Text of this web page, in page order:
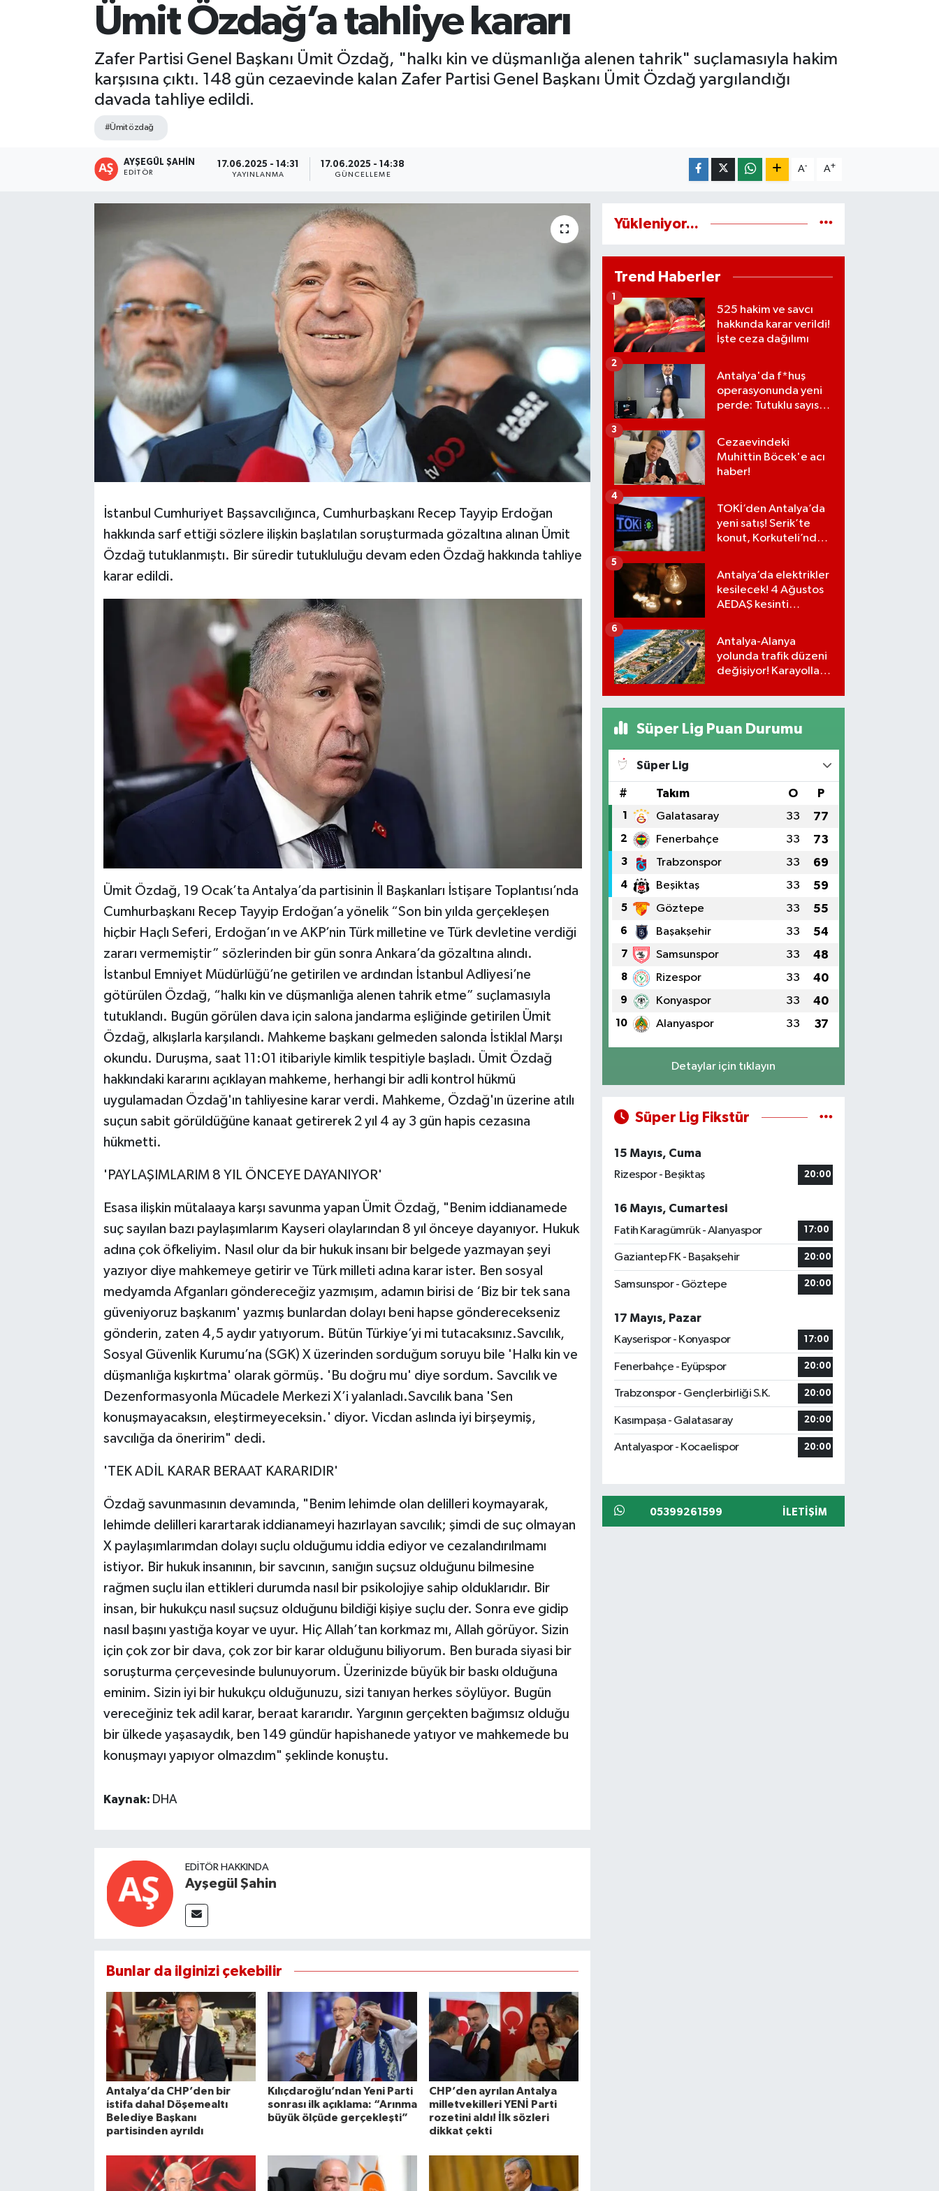
Ümit Özdağ’a tahliye kararı
Zafer Partisi Genel Başkanı Ümit Özdağ, "halkı kin ve düşmanlığa alenen tahrik" suçlamasıyla hakim
karşısına çıktı. 148 gün cezaevinde kalan Zafer Partisi Genel Başkanı Ümit Özdağ yargılandığı
davada tahliye edildi.
#Ümit özdağ
AYŞEGÜL ŞAHIN
EDITÖR
17.06.2025 - 14:31
YAYINLANMA
17.06.2025 - 14:38
GÜNCELLEME
A- A+
İstanbul Cumhuriyet Başsavcılığınca, Cumhurbaşkanı Recep Tayyip Erdoğan
hakkında sarf ettiği sözlere ilişkin başlatılan soruşturmada gözaltına alınan Ümit
Özdağ tutuklanmıştı. Bir süredir tutukluluğu devam eden Özdağ hakkında tahliye
karar edildi.
Ümit Özdağ, 19 Ocak’ta Antalya’da partisinin İl Başkanları İstişare Toplantısı’nda
Cumhurbaşkanı Recep Tayyip Erdoğan’a yönelik “Son bin yılda gerçekleşen
hiçbir Haçlı Seferi, Erdoğan’ın ve AKP’nin Türk milletine ve Türk devletine verdiği
zararı vermemiştir” sözlerinden bir gün sonra Ankara’da gözaltına alındı.
İstanbul Emniyet Müdürlüğü’ne getirilen ve ardından İstanbul Adliyesi’ne
götürülen Özdağ, “halkı kin ve düşmanlığa alenen tahrik etme” suçlamasıyla
tutuklandı. Bugün görülen dava için salona jandarma eşliğinde getirilen Ümit
Özdağ, alkışlarla karşılandı. Mahkeme başkanı gelmeden salonda İstiklal Marşı
okundu. Duruşma, saat 11:01 itibariyle kimlik tespitiyle başladı. Ümit Özdağ
hakkındaki kararını açıklayan mahkeme, herhangi bir adli kontrol hükmü
uygulamadan Özdağ'ın tahliyesine karar verdi. Mahkeme, Özdağ'ın üzerine atılı
suçun sabit görüldüğüne kanaat getirerek 2 yıl 4 ay 3 gün hapis cezasına
hükmetti.
'PAYLAŞIMLARIM 8 YIL ÖNCEYE DAYANIYOR'
Esasa ilişkin mütalaaya karşı savunma yapan Ümit Özdağ, "Benim iddianamede
suç sayılan bazı paylaşımlarım Kayseri olaylarından 8 yıl önceye dayanıyor. Hukuk
adına çok öfkeliyim. Nasıl olur da bir hukuk insanı bir belgede yazmayan şeyi
yazıyor diye mahkemeye getirir ve Türk milleti adına karar ister. Ben sosyal
medyamda Afganları göndereceğiz yazmışım, adamın birisi de ‘Biz bir tek sana
güveniyoruz başkanım' yazmış bunlardan dolayı beni hapse gönderecekseniz
gönderin, zaten 4,5 aydır yatıyorum. Bütün Türkiye’yi mi tutacaksınız.Savcılık,
Sosyal Güvenlik Kurumu’na (SGK) X üzerinden sorduğum soruyu bile 'Halkı kin ve
düşmanlığa kışkırtma' olarak görmüş. 'Bu doğru mu' diye sordum. Savcılık ve
Dezenformasyonla Mücadele Merkezi X’i yalanladı.Savcılık bana 'Sen
konuşmayacaksın, eleştirmeyeceksin.' diyor. Vicdan aslında iyi birşeymiş,
savcılığa da öneririm" dedi.
'TEK ADİL KARAR BERAAT KARARIDIR'
Özdağ savunmasının devamında, "Benim lehimde olan delilleri koymayarak,
lehimde delilleri karartarak iddianameyi hazırlayan savcılık; şimdi de suç olmayan
X paylaşımlarımdan dolayı suçlu olduğumu iddia ediyor ve cezalandırılmamı
istiyor. Bir hukuk insanının, bir savcının, sanığın suçsuz olduğunu bilmesine
rağmen suçlu ilan ettikleri durumda nasıl bir psikolojiye sahip olduklarıdır. Bir
insan, bir hukukçu nasıl suçsuz olduğunu bildiği kişiye suçlu der. Sonra eve gidip
nasıl başını yastığa koyar ve uyur. Hiç Allah’tan korkmaz mı, Allah görüyor. Sizin
için çok zor bir dava, çok zor bir karar olduğunu biliyorum. Ben burada siyasi bir
soruşturma çerçevesinde bulunuyorum. Üzerinizde büyük bir baskı olduğuna
eminim. Sizin iyi bir hukukçu olduğunuzu, sizi tanıyan herkes söylüyor. Bugün
vereceğiniz tek adil karar, beraat kararıdır. Yargının gerçekten bağımsız olduğu
bir ülkede yaşasaydık, ben 149 gündür hapishanede yatıyor ve mahkemede bu
konuşmayı yapıyor olmazdım" şeklinde konuştu.
Kaynak: DHA
EDITÖR HAKKINDA
Ayşegül Şahin
Bunlar da ilginizi çekebilir
Antalya’da CHP’den bir
istifa daha! Döşemealtı
Belediye Başkanı
partisinden ayrıldı
Kılıçdaroğlu’ndan Yeni Parti
sonrası ilk açıklama: “Arınma
büyük ölçüde gerçekleşti”
CHP’den ayrılan Antalya
milletvekilleri YENİ Parti
rozetini aldı! İlk sözleri
dikkat çekti
Yükleniyor...
Trend Haberler
525 hakim ve savcı
hakkında karar verildi!
İşte ceza dağılımı
1
Antalya'da f*huş
operasyonunda yeni
perde: Tutuklu sayısı
2
Cezaevindeki
Muhittin Böcek'e acı
haber!
3
TOKİ’den Antalya’da
yeni satış! Serik’te
konut, Korkuteli’nde
4
Antalya’da elektrikler
kesilecek! 4 Ağustos
AEDAŞ kesinti
5
Antalya-Alanya
yolunda trafik düzeni
değişiyor! Karayolları
6
Süper Lig Puan Durumu
Süper Lig
# Takım O P
1 Galatasaray 33 77
2 Fenerbahçe 33 73
3 Trabzonspor 33 69
4 Beşiktaş 33 59
5 Göztepe 33 55
6 Başakşehir 33 54
7 Samsunspor 33 48
8 Rizespor 33 40
9 Konyaspor 33 40
10 Alanyaspor 33 37
Detaylar için tıklayın
Süper Lig Fikstür
15 Mayıs, Cuma
Rizespor - Beşiktaş
20:00
16 Mayıs, Cumartesi
Fatih Karagümrük - Alanyaspor
17:00
Gaziantep FK - Başakşehir 20:00
Samsunspor - Göztepe 20:00
17 Mayıs, Pazar
Kayserispor - Konyaspor
17:00
Fenerbahçe - Eyüpspor 20:00
Trabzonspor - Gençlerbirliği S.K. 20:00
Kasımpaşa - Galatasaray 20:00
Antalyaspor - Kocaelispor 20:00
05399261599 İLETIŞIM
Kültür-Sanat
Özel haberler